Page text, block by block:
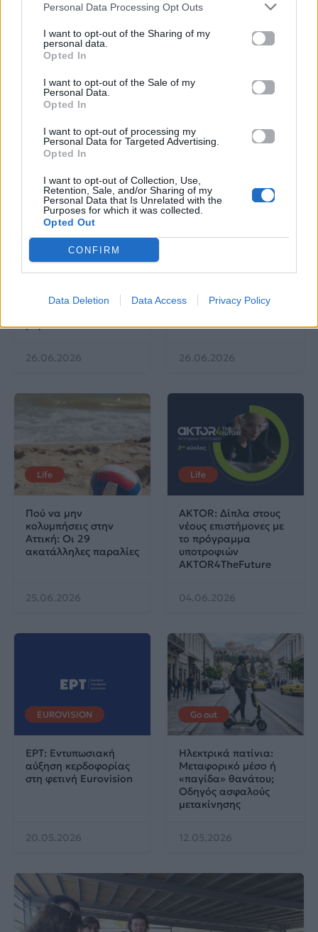
Personal Data Processing Opt Outs
I want to opt-out of the Sharing of my
personal data.
Opted In
I want to opt-out of the Sale of my
Personal Data.
Opted In
I want to opt-out of processing my
Personal Data for Targeted Advertising.
Opted In
I want to opt-out of Collection, Use,
Retention, Sale, and/or Sharing of my
Personal Data that Is Unrelated with the
Purposes for which it was collected.
Opted Out
CONFIRM
Data Deletion Data Access Privacy Policy
Καλοκαίρι στην Αττική
παραλίες έχουν
χαρακτηριστεί
ακατάλληλες
04.07.2026
Το πιο επικίνδυνο
που έχουμε δει ποτέ –
Το ζευγάρι που
News
Πανελλαδικές 2026:
Στην κορυφή των
Λαρισαία Ιωάννα
μόρια
26.06.2026
προνοιακές παροχές!
26.06.2026
Life
Πού να μην
κολυμπήσεις στην
Αττική: Οι 29
ακατάλληλες παραλίες
25.06.2026
Life
AKTOR: Δίπλα στους
νέους επιστήμονες με
το πρόγραμμα
υποτροφιών
AKTOR4TheFuture
04.06.2026
EUROVISION
ΕΡΤ: Εντυπωσιακή
αύξηση κερδοφορίας
στη φετινή Eurovision
20.05.2026
Go out
Ηλεκτρικά πατίνια:
Μεταφορικό μέσο ή
«παγίδα» θανάτου;
Οδηγός ασφαλούς
μετακίνησης
12.05.2026